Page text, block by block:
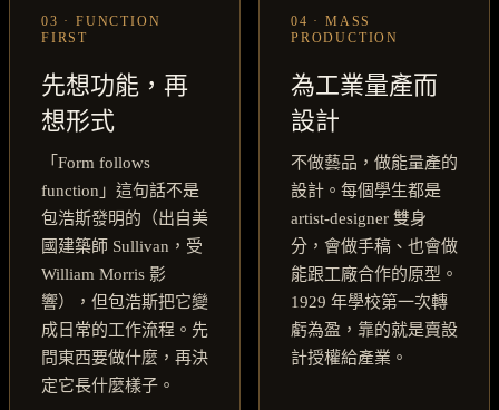
03 · FUNCTION
FIRST
先想功能，再
想形式
「Form follows
function」這句話不是
包浩斯發明的（出自美
國建築師 Sullivan，受
William Morris 影
響），但包浩斯把它變
成日常的工作流程。先
問東西要做什麼，再決
定它長什麼樣子。
04 · MASS
PRODUCTION
為工業量產而
設計
不做藝品，做能量產的
設計。每個學生都是
artist-designer 雙身
分，會做手稿、也會做
能跟工廠合作的原型。
1929 年學校第一次轉
虧為盈，靠的就是賣設
計授權給產業。